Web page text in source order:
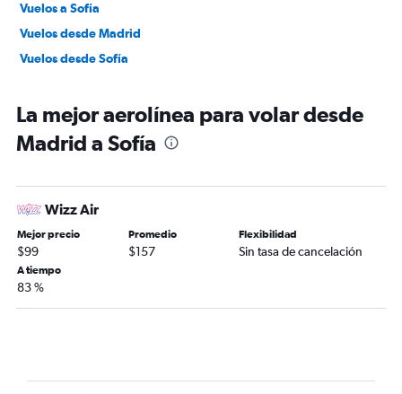
Vuelos a Sofía
Vuelos desde Madrid
Vuelos desde Sofía
La mejor aerolínea para volar desde
Madrid a Sofía
Wizz Air
Mejor precio
$99
Promedio
$157
Flexibilidad
Sin tasa de cancelación
A tiempo
83 %